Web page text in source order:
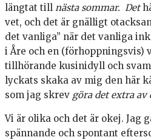
längtat till nästa sommar. Det
vet, och det är gnälligt
det vanliga” när det vanliga
i Åre och en (förhoppningsvis)
tillhörande kusinidyll och
lyckats skaka av mig den här
som jag skrev göra det extra av
Vi är olika och det är okej. Jag
spännande och spontant